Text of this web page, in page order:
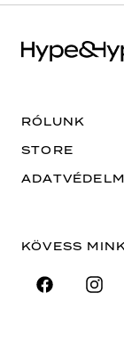
RÓLUNK
STORE
KÖVESS